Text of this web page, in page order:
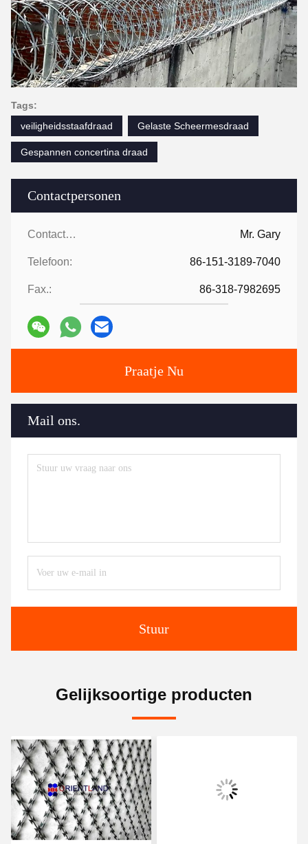
Contactpersonen
Contactpersonen: Mr. Gary
Telefoon: 86-151-3189-7040
Fax.: 86-318-7982695
Praatje Nu
Mail ons.
Stuur
Tags:
veiligheidsstaafdraad
Gelaste Scheermesdraad
Gespannen concertina draad
Gelijksoortige producten